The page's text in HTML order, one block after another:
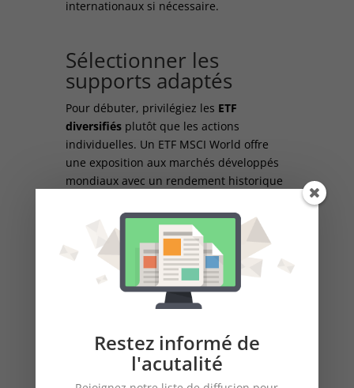
internationaux si nécessaire.
Sélectionner les
supports adaptés
Pour débuter, privilégiez les ETF
diversifiés plutôt que les actions
individuelles. Un ETF MSCI World offre
une exposition aux marchés développés
mondiaux avec un rendement historique
ETF sont généralement compris entre
0,05% et 0,30% par an.
Si vous souhaitez ajouter une dimension
crypto à votre portefeuille, limitez cette
exposition à 5-10% maximum compte
Stratégies de
Restez informé de
l'acutalité